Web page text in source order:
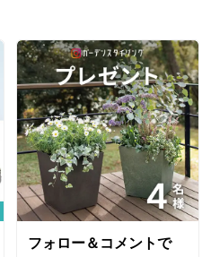
フォロー＆コメントで